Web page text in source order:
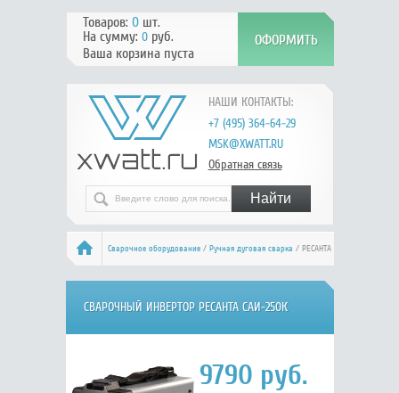
НАШИ КОНТАКТЫ:
+7 (495) 364-64-29
MSK@XWATT.RU
Обратная связь
Товаров: 0шт.
На сумму: 0руб.
Ваша корзина пуста
Сварочное оборудование/ Ручная дуговая сварка / РЕСАНТА
САИ-250К
СВАРОЧНЫЙ ИНВЕРТОР РЕСАНТА САИ-250К
9790 руб.